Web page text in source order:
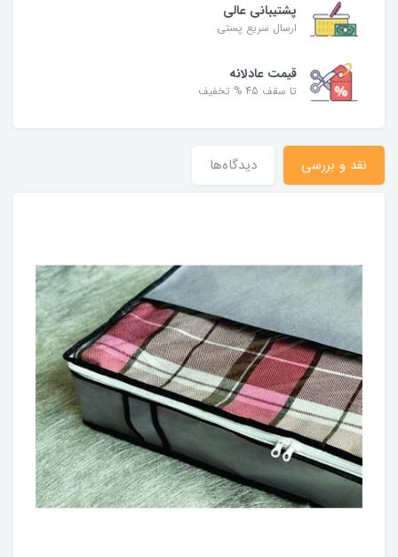
پشتیبانی عالی
ارسال سریع پستی
قیمت عادلانه
تا سقف 45 % تخفیف
نقد و بررسی دیدگاه‌ها